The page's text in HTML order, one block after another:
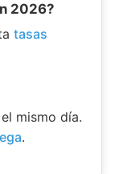
2026?
tasas
mismo día.
.